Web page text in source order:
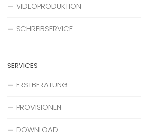
VIDEOPRODUKTION
SCHREIBSERVICE
SERVICES
ERSTBERATUNG
PROVISIONEN
DOWNLOAD